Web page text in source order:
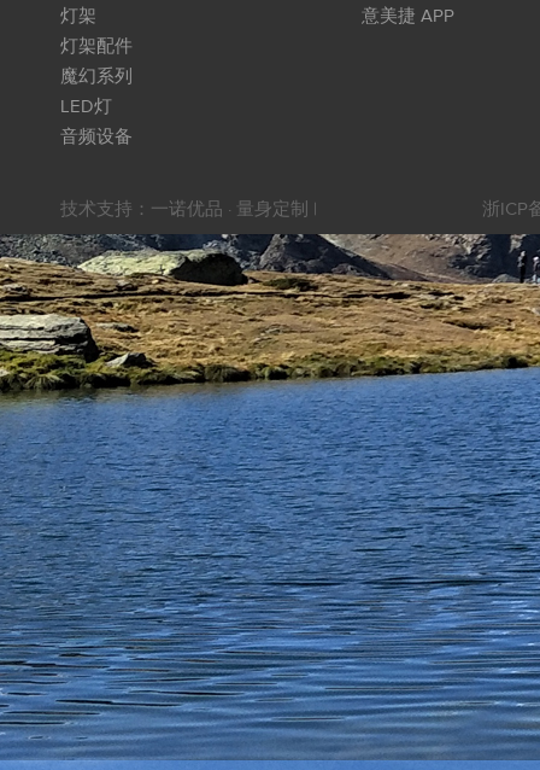
灯架
灯架配件
魔幻系列
LED灯
音频设备
意美捷 APP
技术支持： 一诺优品 · 量身定制 | 浙ICP